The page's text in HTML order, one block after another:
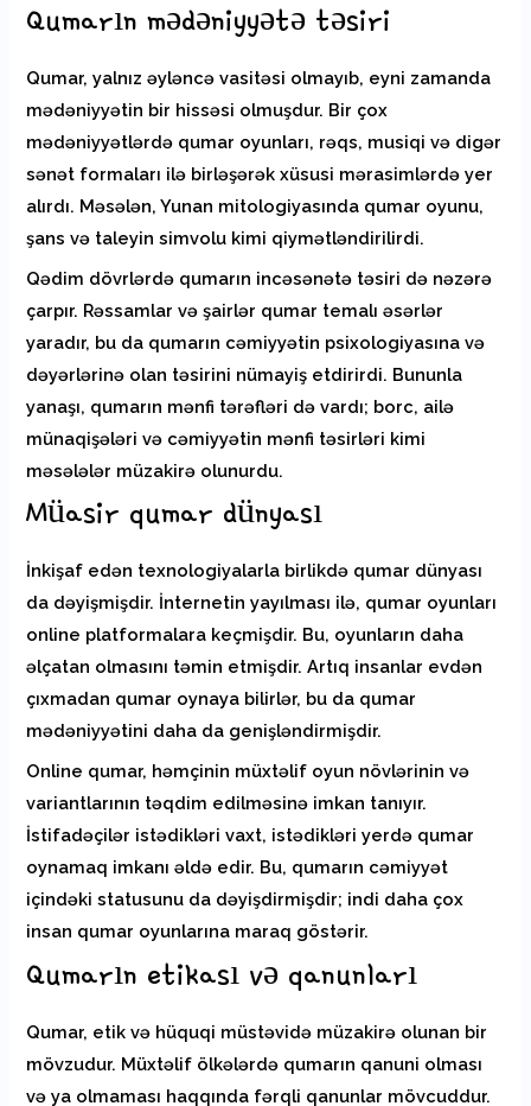
Qumarın mədəniyyətə təsiri
Qumar, yalnız əyləncə vasitəsi olmayıb, eyni zamanda
mədəniyyətin bir hissəsi olmuşdur. Bir çox
mədəniyyətlərdə qumar oyunları, rəqs, musiqi və digər
sənət formaları ilə birləşərək xüsusi mərasimlərdə yer
alırdı. Məsələn, Yunan mitologiyasında qumar oyunu,
şans və taleyin simvolu kimi qiymətləndirilirdi.
Qədim dövrlərdə qumarın incəsənətə təsiri də nəzərə
çarpır. Rəssamlar və şairlər qumar temalı əsərlər
yaradır, bu da qumarın cəmiyyətin psixologiyasına və
dəyərlərinə olan təsirini nümayiş etdirirdi. Bununla
yanaşı, qumarın mənfi tərəfləri də vardı; borc, ailə
münaqişələri və cəmiyyətin mənfi təsirləri kimi
məsələlər müzakirə olunurdu.
Müasir qumar dünyası
İnkişaf edən texnologiyalarla birlikdə qumar dünyası
da dəyişmişdir. İnternetin yayılması ilə, qumar oyunları
online platformalara keçmişdir. Bu, oyunların daha
əlçatan olmasını təmin etmişdir. Artıq insanlar evdən
çıxmadan qumar oynaya bilirlər, bu da qumar
mədəniyyətini daha da genişləndirmişdir.
Online qumar, həmçinin müxtəlif oyun növlərinin və
variantlarının təqdim edilməsinə imkan tanıyır.
İstifadəçilər istədikləri vaxt, istədikləri yerdə qumar
oynamaq imkanı əldə edir. Bu, qumarın cəmiyyət
içindəki statusunu da dəyişdirmişdir; indi daha çox
insan qumar oyunlarına maraq göstərir.
Qumarın etikası və qanunları
Qumar, etik və hüquqi müstəvidə müzakirə olunan bir
mövzudur. Müxtəlif ölkələrdə qumarın qanuni olması
və ya olmaması haqqında fərqli qanunlar mövcuddur.